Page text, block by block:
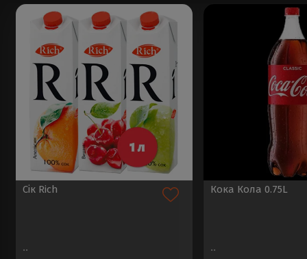
Сік Rich
..
Кока Кола 0.75L
..